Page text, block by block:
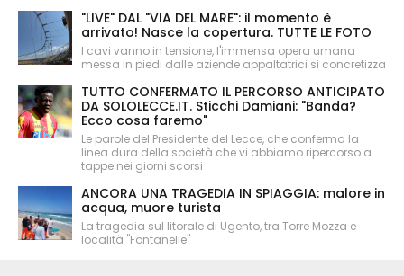
"LIVE" DAL "VIA DEL MARE": il momento è
arrivato! Nasce la copertura. TUTTE LE FOTO
I cavi vanno in tensione, l'immensa opera umana
messa in piedi dalle aziende appaltatrici si concretizza
TUTTO CONFERMATO IL PERCORSO ANTICIPATO
DA SOLOLECCE.IT. Sticchi Damiani: "Banda?
Ecco cosa faremo"
Le parole del Presidente del Lecce, che conferma la
linea dura della società che vi abbiamo ripercorso a
tappe nei giorni scorsi
ANCORA UNA TRAGEDIA IN SPIAGGIA: malore in
acqua, muore turista
La tragedia sul litorale di Ugento, tra Torre Mozza e
località "Fontanelle"